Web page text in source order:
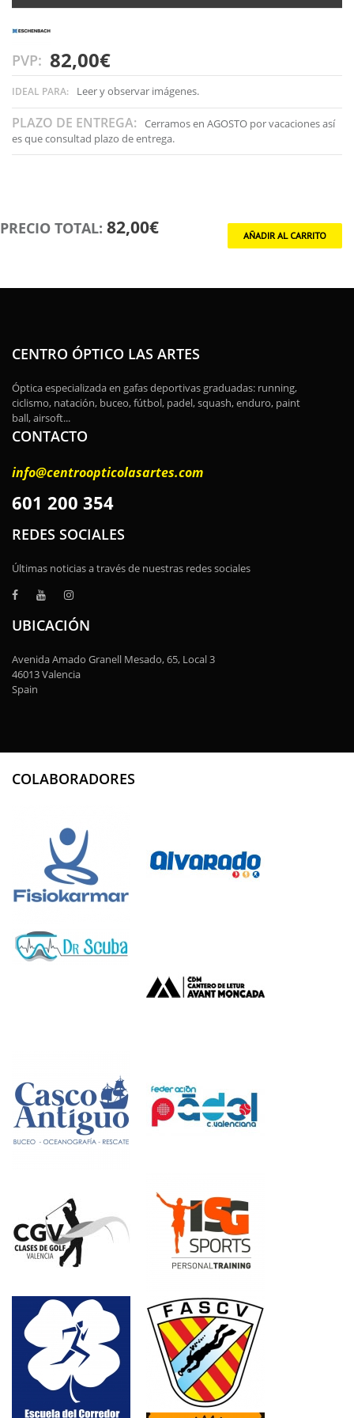
PVP: 82,00€
IDEAL PARA: Leer y observar imágenes.
PLAZO DE ENTREGA:
Cerramos en AGOSTO por vacaciones así
es que consultad plazo de entrega.
PRECIO TOTAL: 82,00€
CENTRO ÓPTICO LAS ARTES
Óptica especializada en gafas deportivas graduadas: running,
ciclismo, natación, buceo, fútbol, padel, squash, enduro, paint
ball, airsoft...
CONTACTO
info@centroopticolasartes.com
601 200 354
REDES SOCIALES
Últimas noticias a través de nuestras redes sociales
UBICACIÓN
Avenida Amado Granell Mesado, 65, Local 3
46013 Valencia
Spain
COLABORADORES